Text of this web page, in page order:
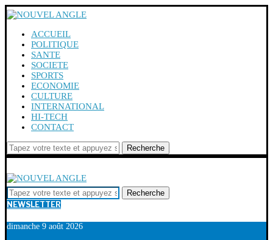
ACCUEIL
POLITIQUE
SANTE
SOCIETE
SPORTS
ECONOMIE
CULTURE
INTERNATIONAL
HI-TECH
CONTACT
Recherche
Recherche
NEWSLETTER
dimanche 9 août 2026